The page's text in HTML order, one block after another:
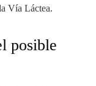
Vía Láctea.
posible